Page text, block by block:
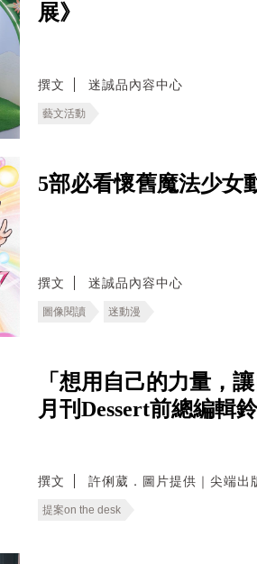
展》
撰文 迷誠品內容中心
藝文活動
5部必看懷舊魔法少女
撰文 迷誠品內容中心
圖像閱讀 迷動漫
「想用自己的力量，
月刊Dessert前總編輯
撰文 許俐葳．圖片提供｜尖端出
提案on the desk